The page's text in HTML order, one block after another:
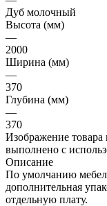
Дуб молочный
Высота (мм)
—
2000
Ширина (мм)
—
370
Глубина (мм)
—
370
Изображение товара
выполнено с
Описание
По умолчанию
дополнительная
отдельную плату.